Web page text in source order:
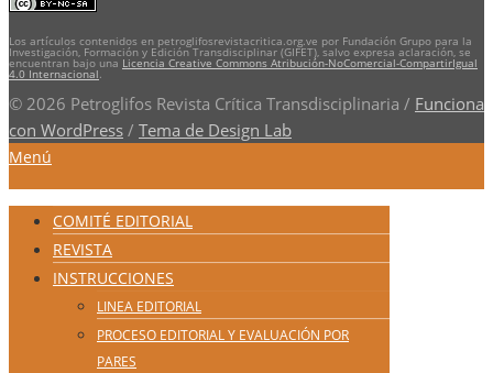
Los artículos contenidos en petroglifosrevistacritica.org.ve por Fundación Grupo para la
Investigación, Formación y Edición Transdisciplinar (GIFET), salvo expresa aclaración, se
encuentran bajo una Licencia Creative Commons Atribución-NoComercial-CompartirIgual
4.0 Internacional
© 2026 Petroglifos Revista Crítica Transdisciplinaria / Funciona
con WordPress / Tema de Design Lab
Menú
COMITÉ EDITORIAL
REVISTA
INSTRUCCIONES
LINEA EDITORIAL
PROCESO EDITORIAL Y EVALUACIÓN POR
PARES